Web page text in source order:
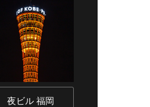
夜ビル 福岡